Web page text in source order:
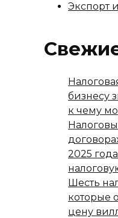
Экспорт
бизнесу
к чему
2025
Шесть
которые
цену